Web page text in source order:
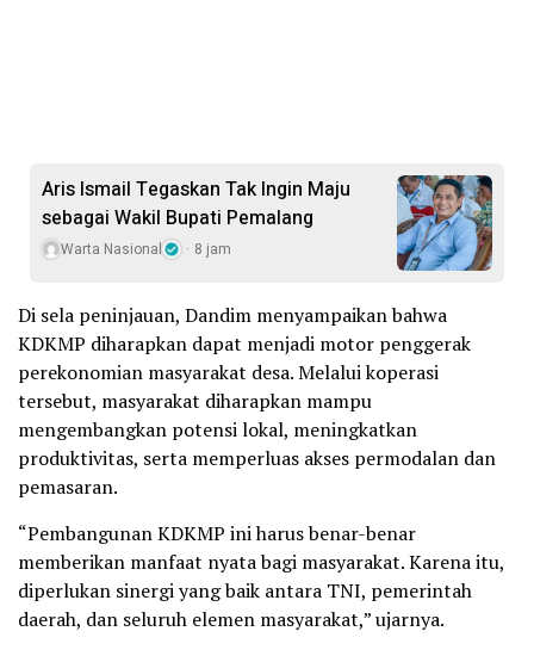
Aris Ismail Tegaskan Tak Ingin Maju
sebagai Wakil Bupati Pemalang
Warta Nasional 8 jam
Di sela peninjauan, Dandim menyampaikan bahwa
KDKMP diharapkan dapat menjadi motor penggerak
perekonomian masyarakat desa. Melalui koperasi
tersebut, masyarakat diharapkan mampu
mengembangkan potensi lokal, meningkatkan
produktivitas, serta memperluas akses permodalan dan
pemasaran.
“Pembangunan KDKMP ini harus benar-benar
memberikan manfaat nyata bagi masyarakat. Karena itu,
diperlukan sinergi yang baik antara TNI, pemerintah
daerah, dan seluruh elemen masyarakat,” ujarnya.